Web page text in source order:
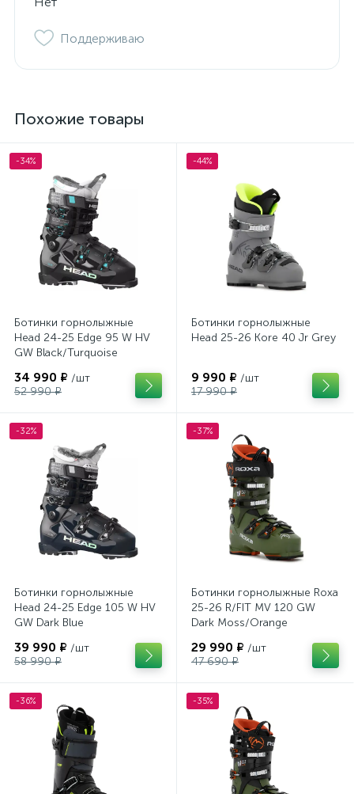
Поддерживаю
Похожие товары
-34%
Ботинки горнолыжные
Head 24-25 Edge 95 W HV
GW Black/Turquoise
34 990 ₽ /шт
52 990 ₽
-44%
Ботинки горнолыжные
Head 25-26 Kore 40 Jr Grey
9 990 ₽ /шт
17 990 ₽
-32%
Ботинки горнолыжные
Head 24-25 Edge 105 W HV
GW Dark Blue
39 990 ₽ /шт
58 990 ₽
-37%
Ботинки горнолыжные Roxa
25-26 R/FIT MV 120 GW
Dark Moss/Orange
29 990 ₽ /шт
47 690 ₽
-36% -35%